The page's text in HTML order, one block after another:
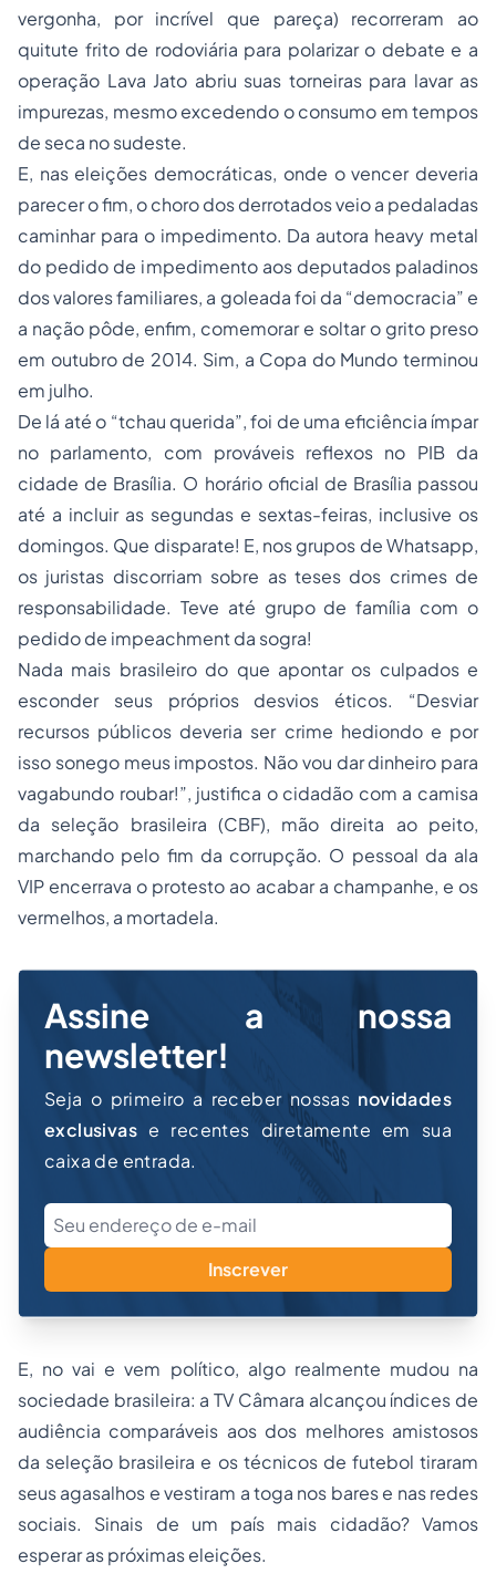
vergonha, por incrível que pareça) recorreram ao
quitute frito de rodoviária para polarizar o debate e a
operação Lava Jato abriu suas torneiras para lavar as
impurezas, mesmo excedendo o consumo em tempos
de seca no sudeste.
E, nas eleições democráticas, onde o vencer deveria
parecer o fim, o choro dos derrotados veio a pedaladas
caminhar para o impedimento. Da autora heavy metal
do pedido de impedimento aos deputados paladinos
dos valores familiares, a goleada foi da “democracia” e
a nação pôde, enfim, comemorar e soltar o grito preso
em outubro de 2014. Sim, a Copa do Mundo terminou
em julho.
De lá até o “tchau querida”, foi de uma eficiência ímpar
no parlamento, com prováveis reflexos no PIB da
cidade de Brasília. O horário oficial de Brasília passou
até a incluir as segundas e sextas-feiras, inclusive os
domingos. Que disparate! E, nos grupos de Whatsapp,
os juristas discorriam sobre as teses dos crimes de
responsabilidade. Teve até grupo de família com o
pedido de impeachmentda sogra!
Nada mais brasileiro do que apontar os culpados e
esconder seus próprios desvios éticos. “Desviar
recursos públicos deveria ser crime hediondo e por
isso sonego meus impostos. Não vou dar dinheiro para
vagabundo roubar!”, justifica o cidadão com a camisa
da seleção brasileira (CBF), mão direita ao peito,
marchando pelo fim da corrupção. O pessoal da ala
VIP encerrava o protesto ao acabar a champanhe, e os
vermelhos, a mortadela.
Assine a nossa
newsletter!
Seja o primeiro a receber nossas novidades
exclusivas e recentes diretamente em sua
caixa de entrada.
Inscrever
E, no vai e vem político, algo realmente mudou na
sociedade brasileira: a TV Câmara alcançou índices de
audiência comparáveis aos dos melhores amistosos
da seleção brasileira e os técnicos de futebol tiraram
seus agasalhos e vestiram a toga nos bares e nas redes
sociais. Sinais de um país mais cidadão? Vamos
esperar as próximas eleições.